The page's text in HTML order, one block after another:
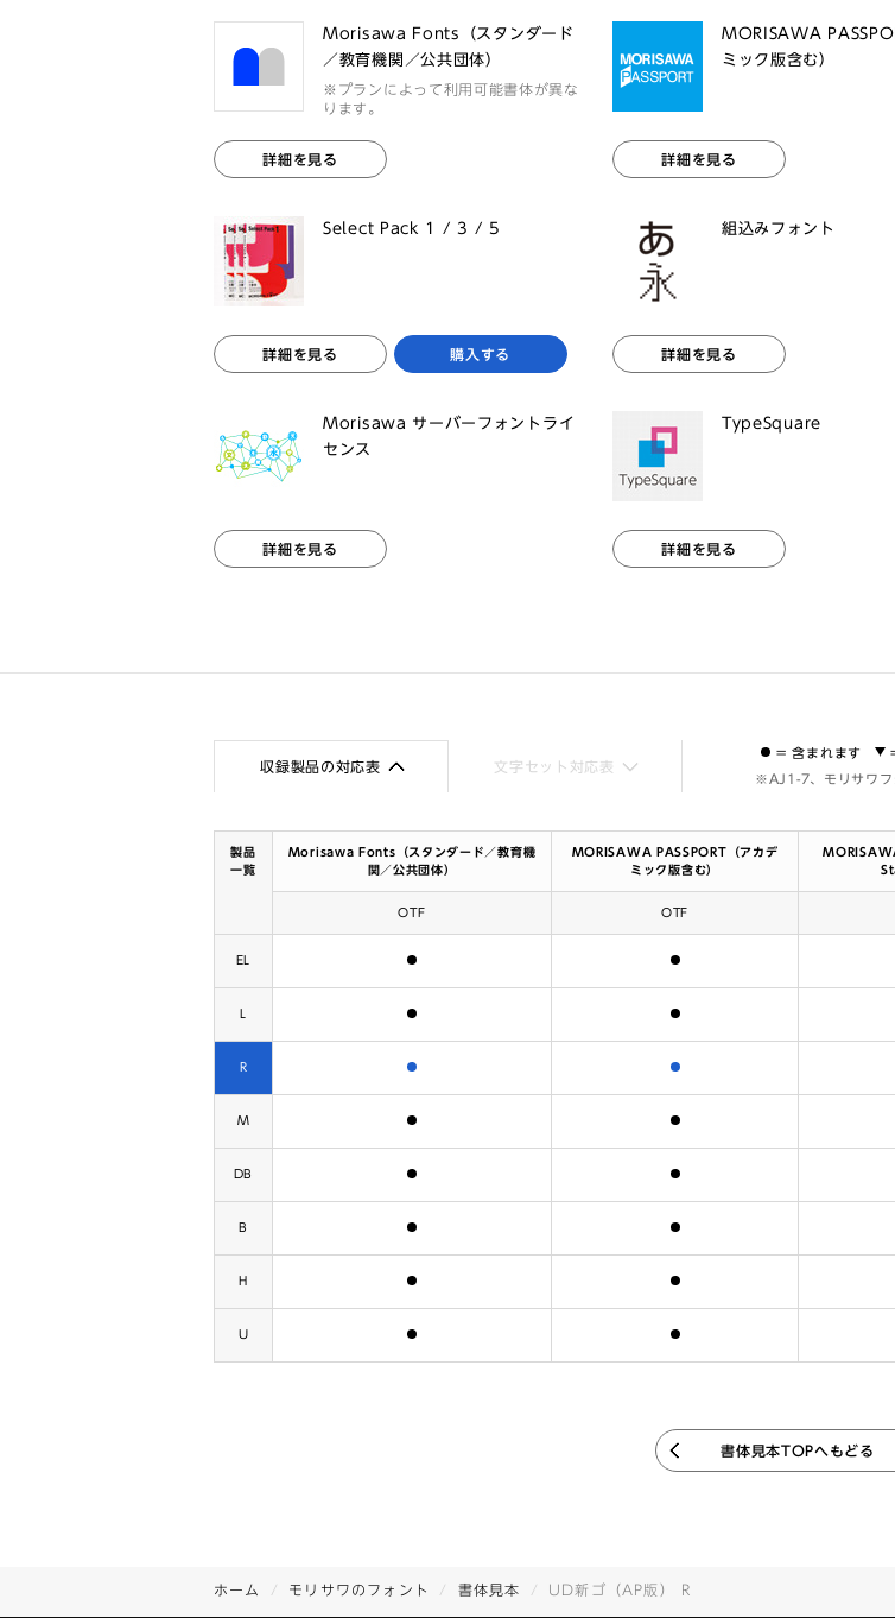
Morisawa Fonts（スタンダード
／教育機関／公共団体）
※プランによって利用可能書体が異な
ります。
詳細を見る
MORISAWA
ミック版含む）
詳細を見る
Select Pack 1 / 3 / 5
詳細を見る 購入する
組込みフォント
詳細を見る
Morisawa サーバーフォントライ
センス
詳細を見る
TypeSquare
詳細を見る
収録製品の対応表 文字セット対応表
= 含まれます
※AJ1-7、モリサワフ
製品
一覧
Morisawa Fonts（スタンダード／教育機
関／公共団体）
MORISAWA PASSPORT（アカデ
ミック版含む）
OTF OTF
EL 含まれます
含まれます
R 含まれます
M 含まれます
DB 含まれます
B 含まれます
H 含まれます
U 含まれます
書体見本TOPへもどる
ホーム モリサワのフォント 書体見本 UD新ゴ（AP版） R